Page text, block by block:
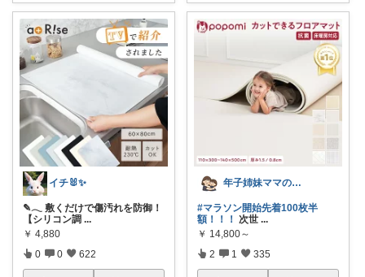
イチ🐰✨
✎𓂃 敷くだけで傷汚れを防御！
【シリコン調 ...
￥ 4,880
0 0 622
年子姉妹ママのトシコ｜２歳&３歳
#マラソン開始先着100枚半
額！！！ 次世 ...
￥ 14,800～
2 1 335